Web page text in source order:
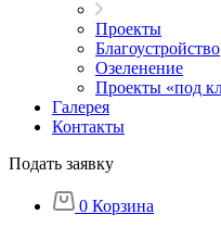
Проекты
Благоустройство
Озеленение
Проекты «под
Галерея
Контакты
Подать заявку
0 Корзина